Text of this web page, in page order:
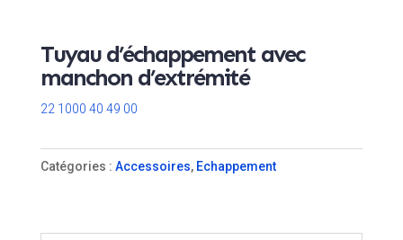
Tuyau d’échappement avec
manchon d’extrémité
22 1000 40 49 00
Catégories : Accessoires, Echappement